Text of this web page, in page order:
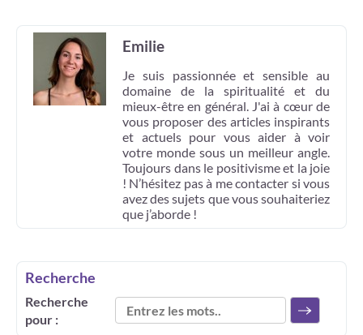
Emilie
Je suis passionnée et sensible au
domaine de la spiritualité et du
mieux-être en général. J'ai à cœur de
vous proposer des articles inspirants
et actuels pour vous aider à voir
votre monde sous un meilleur angle.
Toujours dans le positivisme et la joie
! N’hésitez pas à me contacter si vous
avez des sujets que vous souhaiteriez
que j’aborde !
Recherche
Recherche
pour :